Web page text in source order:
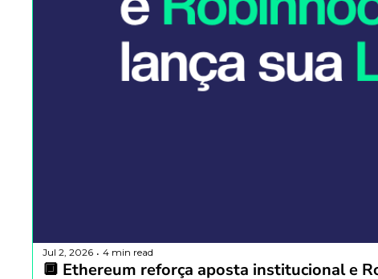
Jul 2, 2026 • 4 min read
🔲 Ethereum reforça aposta institucional e